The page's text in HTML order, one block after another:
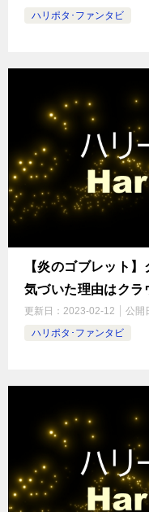
ハリポタ･ファンタビ
【炎のゴブレット
気づいた理由はクラ
更新日： 2023-02-12 公開
ハリポタ･ファンタビ